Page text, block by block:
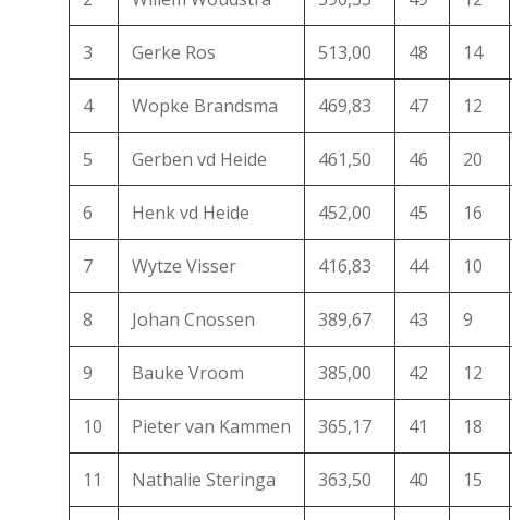
3 Gerke Ros 513,00 48 14
4 Wopke Brandsma 469,83 47 12
5 Gerben vd Heide 461,50 46 20
6 Henk vd Heide 452,00 45 16
7 Wytze Visser 416,83 44 10
8 Johan Cnossen 389,67 43 9
9 Bauke Vroom 385,00 42 12
10 Pieter van Kammen 365,17 41 18
11 Nathalie Steringa 363,50 40 15